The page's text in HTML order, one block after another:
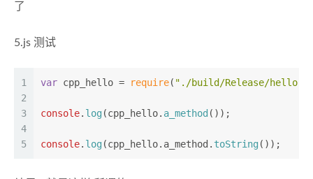
了
5.js 测试
1
2
3
4
5
var cpp_hello = require( "./build/Release/hello"
console. log(cpp_hello. a_method ());
console. log(cpp_hello. a_method . toString());